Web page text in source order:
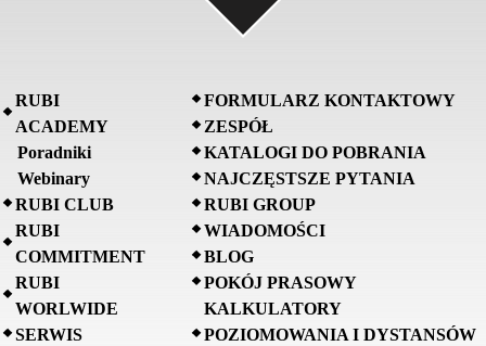
RUBI
ACADEMY
Poradniki
Webinary
RUBI CLUB
RUBI
COMMITMENT
RUBI
WORLWIDE
SERWIS
FORMULARZ KONTAKTOWY
ZESPÓŁ
KATALOGI DO POBRANIA
NAJCZĘSTSZE PYTANIA
RUBI GROUP
WIADOMOŚCI
BLOG
POKÓJ PRASOWY
KALKULATORY
POZIOMOWANIA I DYSTANSÓW